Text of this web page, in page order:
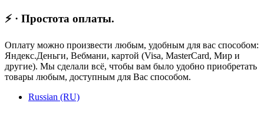
⚡ · Простота оплаты.
Оплату можно произвести любым, удобным для вас способом:
Яндекс.Деньги, Вебмани, картой (Visa, MasterCard, Мир и
другие). Мы сделали всё, чтобы вам было удобно приобретать
товары любым, доступным для Вас способом.
Russian (RU)